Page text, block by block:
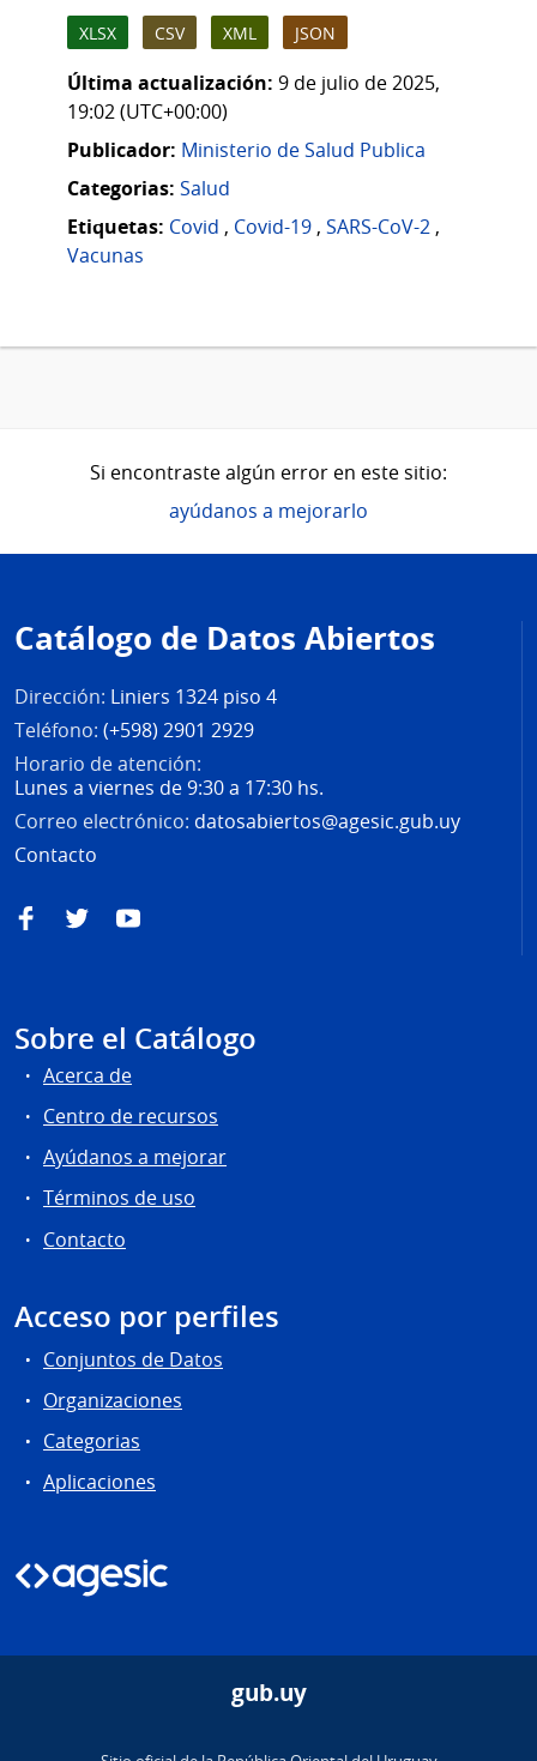
XLSX CSV XML JSON
Última actualización: 9 de julio de 2025,
19:02 (UTC+00:00)
Publicador: Ministerio de Salud Publica
Categorias: Salud
Etiquetas: Covid , Covid-19 , SARS-CoV-2 ,
Vacunas
Si encontraste algún error en este sitio:
ayúdanos a mejorarlo
de
página
Catálogo de Datos Abiertos
Dirección: Liniers 1324 piso 4
Teléfono: (+598) 2901 2929
Horario de atención:
Lunes a viernes de 9:30 a 17:30 hs.
Correo electrónico: datosabiertos@agesic.gub.uy
Contacto
FacebookTwitterYouTube
Sobre el Catálogo
Acerca de
Centro de recursos
Ayúdanos a mejorar
Términos de uso
Contacto
Acceso por perfiles
Conjuntos de Datos
Organizaciones
Categorias
Aplicaciones
gub.uy